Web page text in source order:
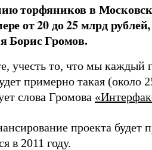
торфяников в
от 20 до 25 млрд
Борис Громов.
учесть то, что мы каждый
примерно такая (около
слова Громова
проекта будет
в 2011 году.